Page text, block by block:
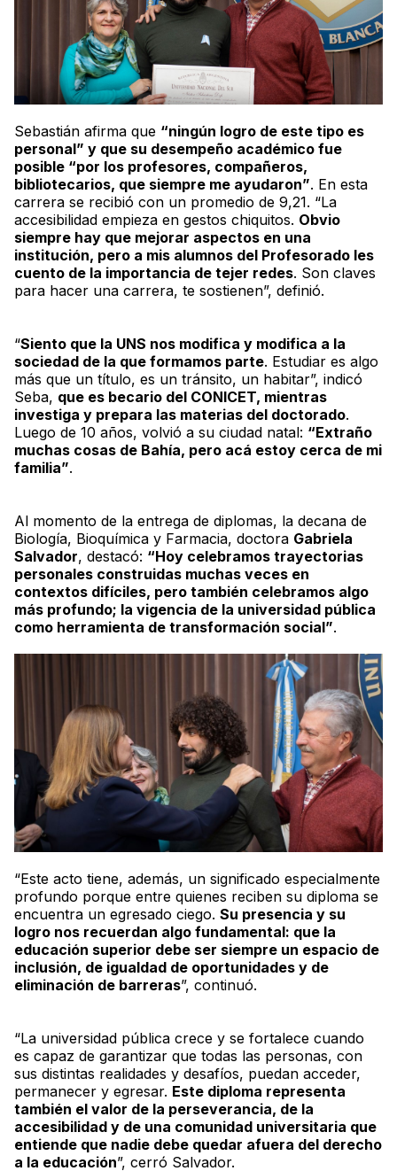
Sebastián afirma que “ningún logro de este tipo es
personal” y que su desempeño académico fue
posible “por los profesores, compañeros,
bibliotecarios, que siempre me ayudaron”. En esta
carrera se recibió con un promedio de 9,21. “La
accesibilidad empieza en gestos chiquitos. Obvio
siempre hay que mejorar aspectos en una
institución, pero a mis alumnos del Profesorado les
cuento de la importancia de tejer redes. Son claves
para hacer una carrera, te sostienen”, definió.
“Siento que la UNS nos modifica y modifica a la
sociedad de la que formamos parte. Estudiar es algo
más que un título, es un tránsito, un habitar”, indicó
Seba, que es becario del CONICET, mientras
investiga y prepara las materias del doctorado.
Luego de 10 años, volvió a su ciudad natal: “Extraño
muchas cosas de Bahía, pero acá estoy cerca de mi
familia”.
Al momento de la entrega de diplomas, la decana de
Biología, Bioquímica y Farmacia, doctora Gabriela
Salvador, destacó: “Hoy celebramos trayectorias
personales construidas muchas veces en
contextos difíciles, pero también celebramos algo
más profundo; la vigencia de la universidad pública
como herramienta de transformación social”.
“Este acto tiene, además, un significado especialmente
profundo porque entre quienes reciben su diploma se
encuentra un egresado ciego. Su presencia y su
logro nos recuerdan algo fundamental: que la
educación superior debe ser siempre un espacio de
inclusión, de igualdad de oportunidades y de
eliminación de barreras”, continuó.
“La universidad pública crece y se fortalece cuando
es capaz de garantizar que todas las personas, con
sus distintas realidades y desafíos, puedan acceder,
permanecer y egresar. Este diploma representa
también el valor de la perseverancia, de la
accesibilidad y de una comunidad universitaria que
entiende que nadie debe quedar afuera del derecho
a la educación”, cerró Salvador.